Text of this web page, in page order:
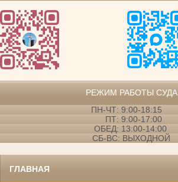
РЕЖИМ РАБОТЫ СУДА
ПН-ЧТ: 9:00-18:15
ПТ: 9:00-17:00
ОБЕД: 13:00-14:00
СБ-ВС: ВЫХОДНОЙ
ГЛАВНАЯ